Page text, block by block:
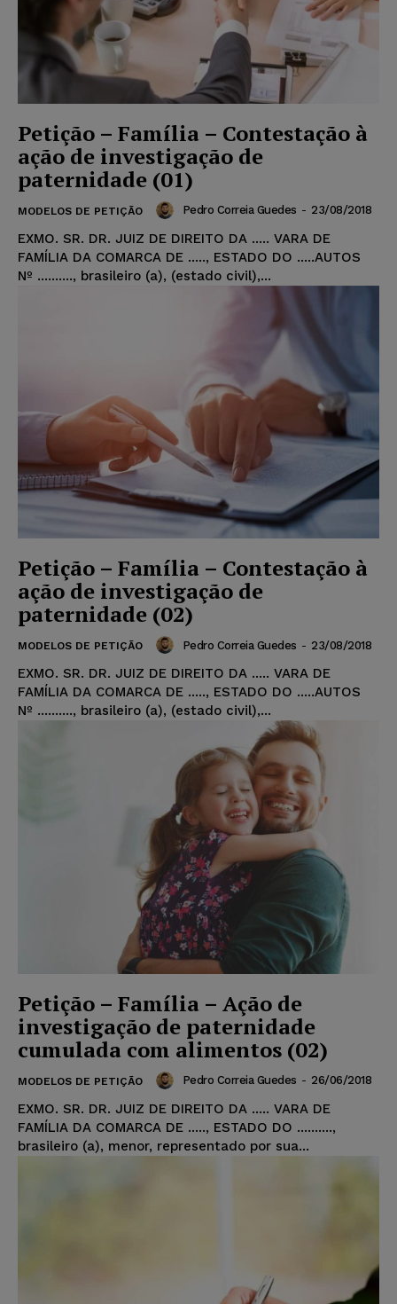
Petição – Família – Contestação à
ação de investigação de
paternidade (01)
MODELOS DE PETIÇÃO Pedro Correia Guedes - 23/08/2018
EXMO. SR. DR. JUIZ DE DIREITO DA ..... VARA DE
FAMÍLIA DA COMARCA DE ....., ESTADO DO .....AUTOS
Nº .........., brasileiro (a), (estado civil),...
Petição – Família – Contestação à
ação de investigação de
paternidade (02)
MODELOS DE PETIÇÃO Pedro Correia Guedes - 23/08/2018
EXMO. SR. DR. JUIZ DE DIREITO DA ..... VARA DE
FAMÍLIA DA COMARCA DE ....., ESTADO DO .....AUTOS
Nº .........., brasileiro (a), (estado civil),...
Petição – Família – Ação de
investigação de paternidade
cumulada com alimentos (02)
MODELOS DE PETIÇÃO Pedro Correia Guedes - 26/06/2018
EXMO. SR. DR. JUIZ DE DIREITO DA ..... VARA DE
FAMÍLIA DA COMARCA DE ....., ESTADO DO ..........,
brasileiro (a), menor, representado por sua...